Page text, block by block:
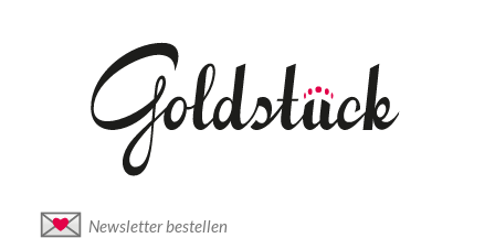
Newsletter bestellen